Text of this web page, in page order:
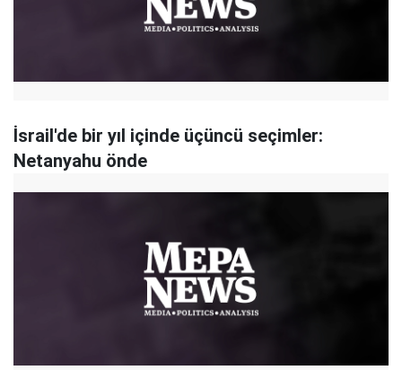
İsrail'de bir yıl içinde üçüncü seçimler:
Netanyahu önde